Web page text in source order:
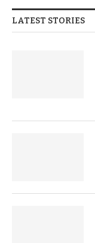
LATEST STORIES